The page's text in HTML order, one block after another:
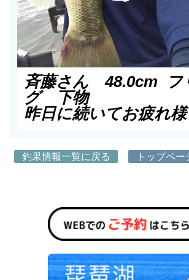
斉藤さん 48.0cm フ
グ 下物
昨日に続いてお疲れ
釣果情報一覧に戻る トップペー